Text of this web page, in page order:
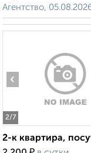
Агентство,
2/7
‹
2-к квартира,